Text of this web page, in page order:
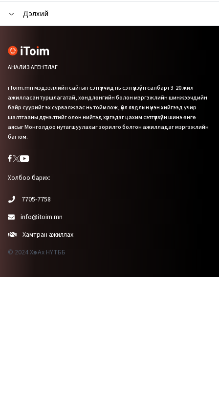
Дэлхий
АНАЛИЗ АГЕНТЛАГ
iToim.mn мэдээллийн сайтын сэтгүүлчид нь сэтгүүлзүйн салбарт 3-20 жил
ажилласан туршлагатай, хөндлөнгийн болон мэргэжлийн шинжээчдийн
байр суурийг эх сурвалжаас нь тоймлож, үйл явдлын үнэн хийгээд учир
шалтгааны дүгнэлтийг олон нийтэд хүргэдэг цахим сэтгүүлзүйн шинэ өнгө
аясыг Монголдоо нутагшуулахыг зорилго болгон ажилладаг мэргэжлийн
баг юм.
Холбоо барих:
7705-7758
info@itoim.mn
Хамтран ажиллах
© 2024 Хөх Ах НҮТББ